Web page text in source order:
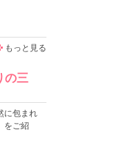
もっと見る
の三
に包まれ
をご紹